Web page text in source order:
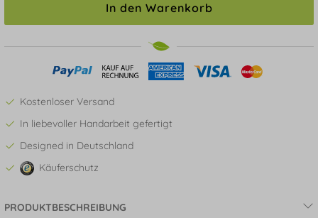
In den Warenkorb
Kostenloser Versand
In liebevoller Handarbeit gefertigt
Designed in Deutschland
Käuferschutz
PRODUKTBESCHREIBUNG